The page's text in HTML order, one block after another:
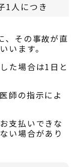
1人につき
、その事故が直
います。
た場合は1日と
師の指示によ
支払いできな
い場合があり